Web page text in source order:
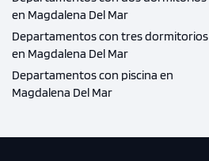
en Magdalena Del Mar
Departamentos con tres dormitorios
en Magdalena Del Mar
Departamentos con piscina en
Magdalena Del Mar